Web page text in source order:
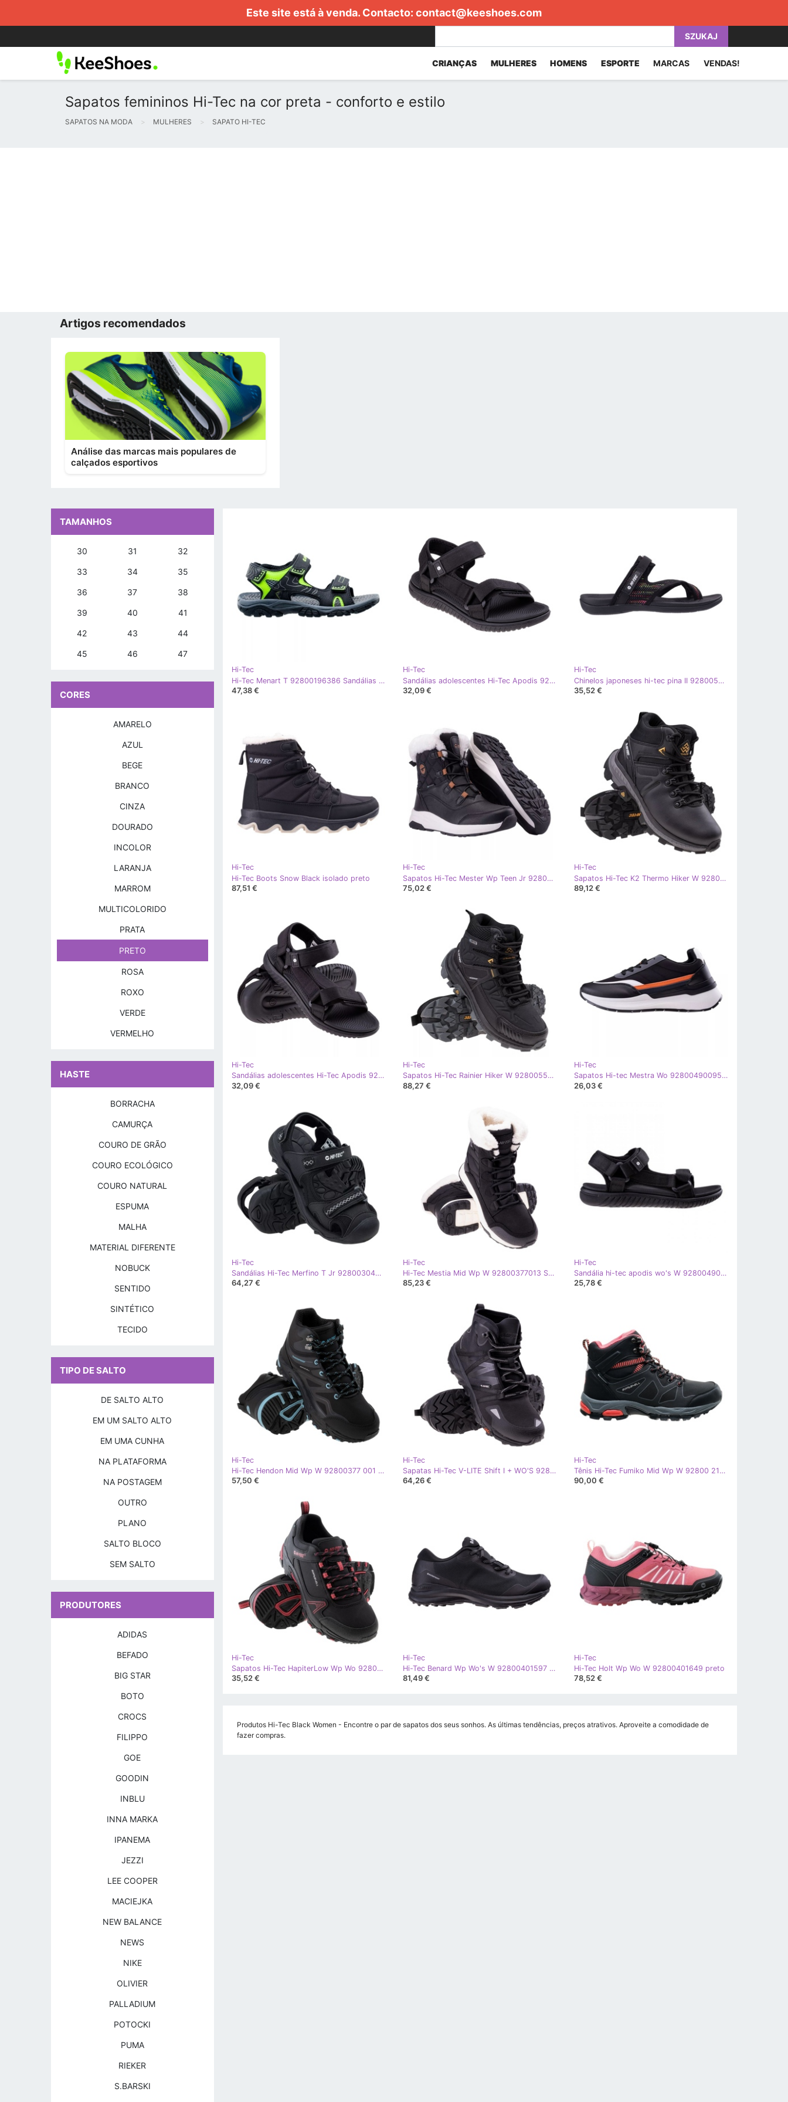
Este site está à venda. Contacto: contact@keeshoes.com
SZUKAJ
CRIANÇAS MULHERES HOMENS ESPORTE MARCAS VENDAS!
Sapatos femininos Hi-Tec na cor preta - conforto e estilo
SAPATOS NA MODA MULHERES SAPATO HI-TEC
Artigos recomendados
Análise das marcas mais populares de
calçados esportivos
Hi-Tec
Hi-Tec Menart T 92800196386 Sandálias infantis preto
47,38 €
Hi-Tec
Sandálias adolescentes Hi-Tec Apodis 92800490011 preto
32,09 €
Hi-Tec
Chinelos japoneses hi-tec pina II 92800598370 preto
35,52 €
Hi-Tec
Hi-Tec Boots Snow Black isolado preto
87,51 €
Hi-Tec
Sapatos Hi-Tec Mester Wp Teen Jr 92800555587 preto
75,02 €
Hi-Tec
Sapatos Hi-Tec K2 Thermo Hiker W 92800555307 preto
89,12 €
Hi-Tec
Sandálias adolescentes Hi-Tec Apodis 92800490011 preto
32,09 €
Hi-Tec
Sapatos Hi-Tec Rainier Hiker W 92800555320 preto
88,27 €
Hi-Tec
Sapatos Hi-tec Mestra Wo 92800490095 preto
26,03 €
Hi-Tec
Sandálias Hi-Tec Merfino T Jr 92800304868 preto
64,27 €
Hi-Tec
Hi-Tec Mestia Mid Wp W 92800377013 Sapatos preto
85,23 €
Hi-Tec
Sandália hi-tec apodis wo's W 92800490023 preto
25,78 €
Hi-Tec
Hi-Tec Hendon Mid Wp W 92800377 001 preto
57,50 €
Hi-Tec
Sapatas Hi-Tec V-LITE Shift I + WO'S 92800382664 preto
64,26 €
Hi-Tec
Tênis Hi-Tec Fumiko Mid Wp W 92800 210 820 preto
90,00 €
Hi-Tec
Sapatos Hi-Tec HapiterLow Wp Wo 92800346897 preto
35,52 €
Hi-Tec
Hi-Tec Benard Wp Wo's W 92800401597 preto
81,49 €
Hi-Tec
Hi-Tec Holt Wp Wo W 92800401649 preto
78,52 €
Produtos Hi-Tec Black Women - Encontre o par de sapatos dos seus sonhos. As últimas tendências, preços atrativos. Aproveite a comodidade de
fazer compras.
TAMANHOS
30 31 32
33 34 35
36 37 38
39 40 41
42 43 44
45 46 47
CORES
AMARELO
AZUL
BEGE
BRANCO
CINZA
DOURADO
INCOLOR
LARANJA
MARROM
MULTICOLORIDO
PRATA
PRETO
ROSA
ROXO
VERDE
VERMELHO
HASTE
BORRACHA
CAMURÇA
COURO DE GRÃO
COURO ECOLÓGICO
COURO NATURAL
ESPUMA
MALHA
MATERIAL DIFERENTE
NOBUCK
SENTIDO
SINTÉTICO
TECIDO
TIPO DE SALTO
DE SALTO ALTO
EM UM SALTO ALTO
EM UMA CUNHA
NA PLATAFORMA
NA POSTAGEM
OUTRO
PLANO
SALTO BLOCO
SEM SALTO
PRODUTORES
ADIDAS
BEFADO
BIG STAR
BOTO
CROCS
FILIPPO
GOE
GOODIN
INBLU
INNA MARKA
IPANEMA
JEZZI
LEE COOPER
MACIEJKA
NEW BALANCE
NEWS
NIKE
OLIVIER
PALLADIUM
POTOCKI
PUMA
RIEKER
S.BARSKI